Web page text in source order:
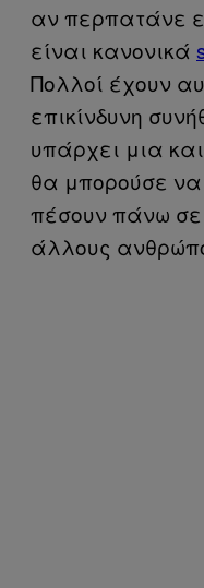
αν περπατάνε
είναι κανονικά
Πολλοί έχουν
επικίνδυνη
υπάρχει μια
θα μπορούσε να
πέσουν πάνω
άλλους